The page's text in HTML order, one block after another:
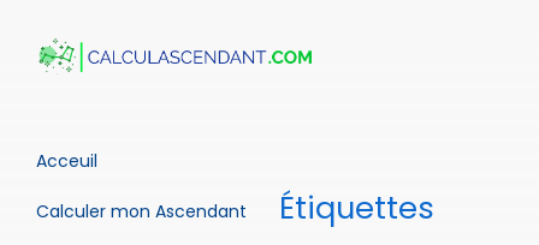
Acceuil
Calculer mon Ascendant Étiquettes